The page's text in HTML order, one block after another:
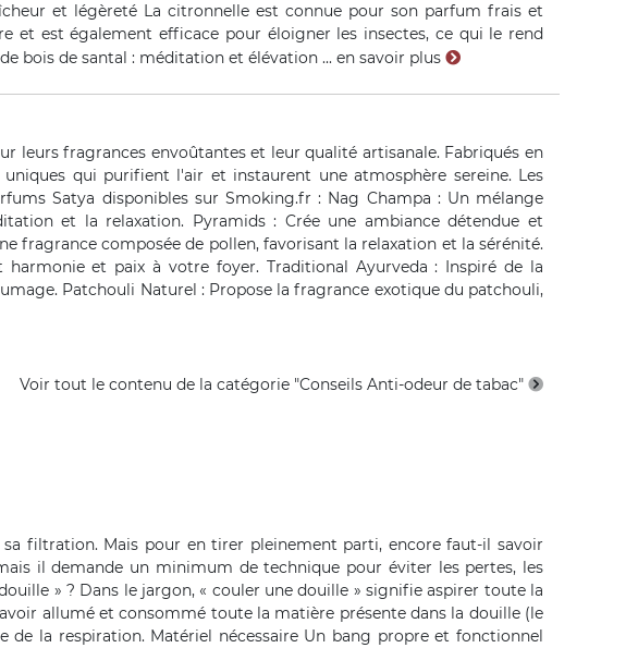
et légèreté La citronnelle est connue pour son parfum frais et
et est également efficace pour éloigner les insectes, ce qui le rend
bois de santal : méditation et élévation ... en savoir plus
leurs fragrances envoûtantes et leur qualité artisanale. Fabriqués en
qui purifient l'air et instaurent une atmosphère sereine. Les
Satya disponibles sur Smoking.fr : Nag Champa : Un mélange
et la relaxation. Pyramids : Crée une ambiance détendue et
fragrance composée de pollen, favorisant la relaxation et la sérénité.
et paix à votre foyer. Traditional Ayurveda : Inspiré de la
Patchouli Naturel : Propose la fragrance exotique du patchouli,
Voir tout le contenu de la catégorie "Conseils Anti-odeur de tabac"
filtration. Mais pour en tirer pleinement parti, encore faut-il savoir
il demande un minimum de technique pour éviter les pertes, les
» ? Dans le jargon, « couler une douille » signifie aspirer toute la
allumé et consommé toute la matière présente dans la douille (le
la respiration. Matériel nécessaire Un bang propre et fonctionnel